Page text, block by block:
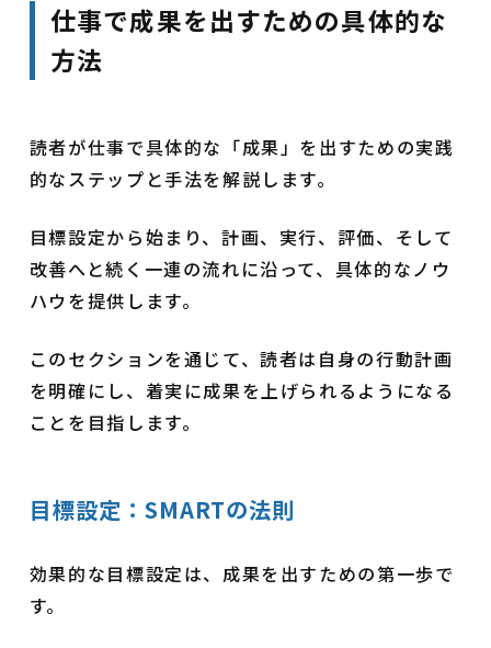
仕事で成果を出すための具体的な
方法
読者が仕事で具体的な「成果」を出すための実践
的なステップと手法を解説します。
目標設定から始まり、計画、実行、評価、そして
改善へと続く一連の流れに沿って、具体的なノウ
ハウを提供します。
このセクションを通じて、読者は自身の行動計画
を明確にし、着実に成果を上げられるようになる
ことを目指します。
目標設定：SMARTの法則
効果的な目標設定は、成果を出すための第一歩で
す。